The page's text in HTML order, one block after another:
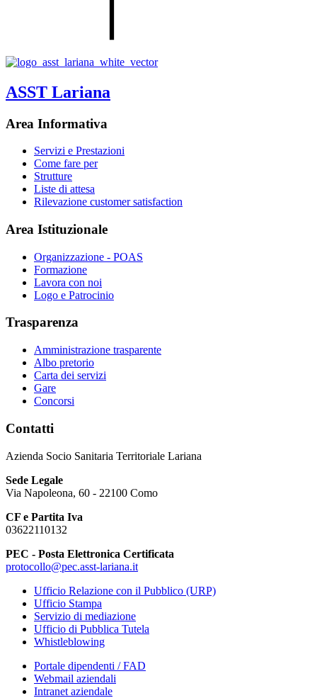
ASST Lariana
Area Informativa
Servizi e Prestazioni
Come fare per
Strutture
Liste di attesa
Rilevazione customer satisfaction
Area Istituzionale
Organizzazione - POAS
Formazione
Lavora con noi
Logo e Patrocinio
Trasparenza
Amministrazione trasparente
Albo pretorio
Carta dei servizi
Gare
Concorsi
Contatti
Azienda Socio Sanitaria Territoriale Lariana
Sede Legale
Via Napoleona, 60 - 22100 Como
CF e Partita Iva
03622110132
PEC - Posta Elettronica Certificata
protocollo@pec.asst-lariana.it
Ufficio Relazione con il Pubblico (URP)
Ufficio Stampa
Servizio di mediazione
Ufficio di Pubblica Tutela
Whistleblowing
Portale dipendenti / FAD
Webmail aziendali
Intranet aziendale